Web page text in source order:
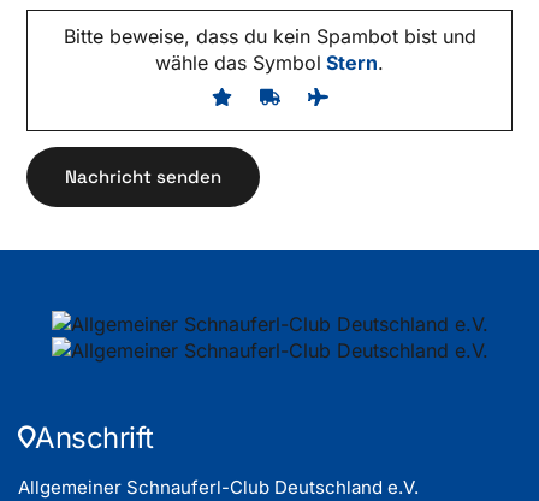
Bitte beweise, dass du kein Spambot bist und
wähle das Symbol Stern.
Anschrift
Allgemeiner Schnauferl-Club Deutschland e.V.